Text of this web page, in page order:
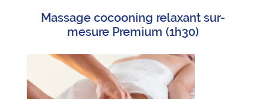
Massage cocooning relaxant sur-
mesure Premium (1h30)